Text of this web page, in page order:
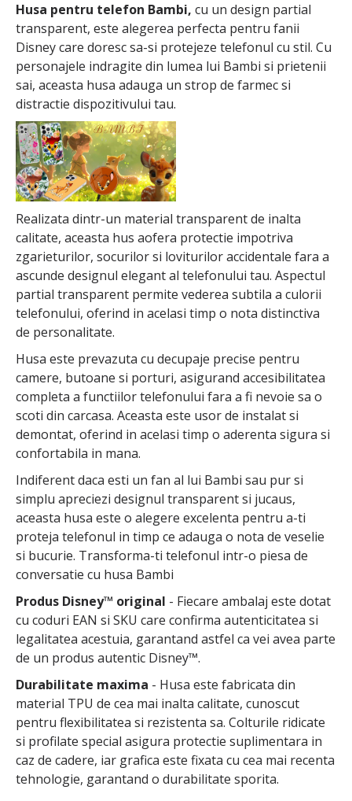
Husa pentru telefon Bambi, cu un design partial
transparent, este alegerea perfecta pentru fanii
Disney care doresc sa-si protejeze telefonul cu stil. Cu
personajele indragite din lumea lui Bambi si prietenii
sai, aceasta husa adauga un strop de farmec si
distractie dispozitivului tau.
Realizata dintr-un material transparent de inalta
calitate, aceasta hus aofera protectie impotriva
zgarieturilor, socurilor si loviturilor accidentale fara a
ascunde designul elegant al telefonului tau. Aspectul
partial transparent permite vederea subtila a culorii
telefonului, oferind in acelasi timp o nota distinctiva
de personalitate.
Husa este prevazuta cu decupaje precise pentru
camere, butoane si porturi, asigurand accesibilitatea
completa a functiilor telefonului fara a fi nevoie sa o
scoti din carcasa. Aceasta este usor de instalat si
demontat, oferind in acelasi timp o aderenta sigura si
confortabila in mana.
Indiferent daca esti un fan al lui Bambi sau pur si
simplu apreciezi designul transparent si jucaus,
aceasta husa este o alegere excelenta pentru a-ti
proteja telefonul in timp ce adauga o nota de veselie
si bucurie. Transforma-ti telefonul intr-o piesa de
conversatie cu husa Bambi
Produs Disney™ original - Fiecare ambalaj este dotat
cu coduri EAN si SKU care confirma autenticitatea si
legalitatea acestuia, garantand astfel ca vei avea parte
de un produs autentic Disney™.
Durabilitate maxima - Husa este fabricata din
material TPU de cea mai inalta calitate, cunoscut
pentru flexibilitatea si rezistenta sa. Colturile ridicate
si profilate special asigura protectie suplimentara in
caz de cadere, iar grafica este fixata cu cea mai recenta
tehnologie, garantand o durabilitate sporita.